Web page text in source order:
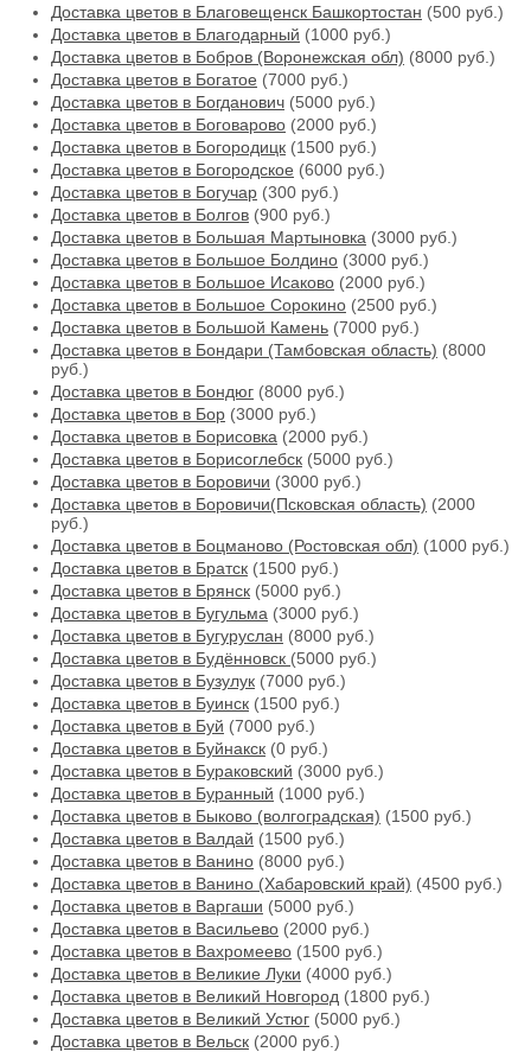
Доставка цветов в Благовещенск Башкортостан (500 руб.)
Доставка цветов в Благодарный (1000 руб.)
Доставка цветов в Бобров (Воронежская обл) (8000 руб.)
Доставка цветов в Богатое (7000 руб.)
Доставка цветов в Богданович (5000 руб.)
Доставка цветов в Боговарово (2000 руб.)
Доставка цветов в Богородицк (1500 руб.)
Доставка цветов в Богородское (6000 руб.)
Доставка цветов в Богучар (300 руб.)
Доставка цветов в Болгов (900 руб.)
Доставка цветов в Большая Мартыновка (3000 руб.)
Доставка цветов в Большое Болдино (3000 руб.)
Доставка цветов в Большое Исаково (2000 руб.)
Доставка цветов в Большое Сорокино (2500 руб.)
Доставка цветов в Большой Камень (7000 руб.)
Доставка цветов в Бондари (Тамбовская область) (8000
руб.)
Доставка цветов в Бондюг (8000 руб.)
Доставка цветов в Бор (3000 руб.)
Доставка цветов в Борисовка (2000 руб.)
Доставка цветов в Борисоглебск (5000 руб.)
Доставка цветов в Боровичи (3000 руб.)
Доставка цветов в Боровичи(Псковская область) (2000
руб.)
Доставка цветов в Боцманово (Ростовская обл) (1000 руб.)
Доставка цветов в Братск (1500 руб.)
Доставка цветов в Брянск (5000 руб.)
Доставка цветов в Бугульма (3000 руб.)
Доставка цветов в Бугуруслан (8000 руб.)
Доставка цветов в Будённовск (5000 руб.)
Доставка цветов в Бузулук (7000 руб.)
Доставка цветов в Буинск (1500 руб.)
Доставка цветов в Буй (7000 руб.)
Доставка цветов в Буйнакск (0 руб.)
Доставка цветов в Бураковский (3000 руб.)
Доставка цветов в Буранный (1000 руб.)
Доставка цветов в Быково (волгоградская) (1500 руб.)
Доставка цветов в Валдай (1500 руб.)
Доставка цветов в Ванино (8000 руб.)
Доставка цветов в Ванино (Хабаровский край) (4500 руб.)
Доставка цветов в Варгаши (5000 руб.)
Доставка цветов в Васильево (2000 руб.)
Доставка цветов в Вахромеево (1500 руб.)
Доставка цветов в Великие Луки (4000 руб.)
Доставка цветов в Великий Новгород (1800 руб.)
Доставка цветов в Великий Устюг (5000 руб.)
Доставка цветов в Вельск (2000 руб.)